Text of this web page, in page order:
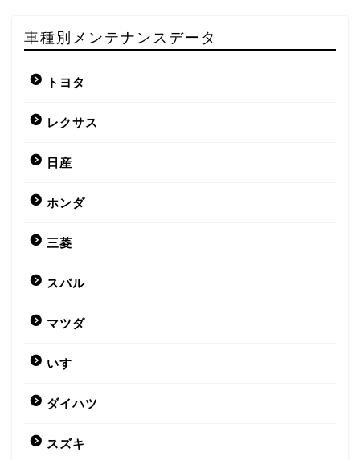
車種別メンテナンスデータ
トヨタ
レクサス
日産
ホンダ
三菱
スバル
マツダ
いすゞ
ダイハツ
スズキ